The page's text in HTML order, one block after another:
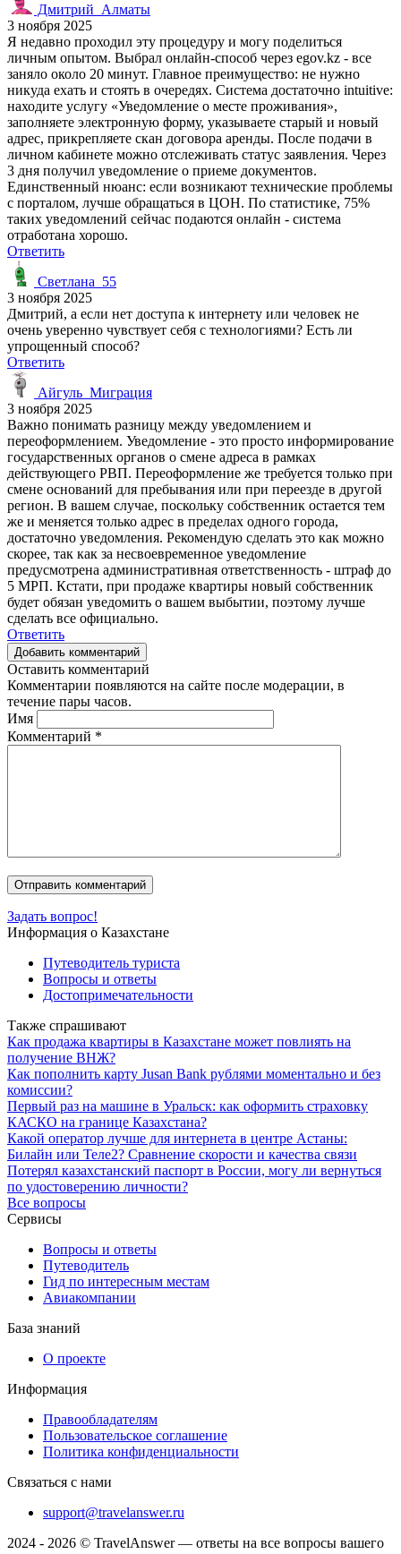
Дмитрий_Алматы
3 ноября 2025
Я недавно проходил эту процедуру и могу поделиться
личным опытом. Выбрал онлайн-способ через egov.kz - все
заняло около 20 минут. Главное преимущество: не нужно
никуда ехать и стоять в очередях. Система достаточно intuitive:
находите услугу «Уведомление о месте проживания»,
заполняете электронную форму, указываете старый и новый
адрес, прикрепляете скан договора аренды. После подачи в
личном кабинете можно отслеживать статус заявления. Через
3 дня получил уведомление о приеме документов.
Единственный нюанс: если возникают технические проблемы
с порталом, лучше обращаться в ЦОН. По статистике, 75%
таких уведомлений сейчас подаются онлайн - система
отработана хорошо.
Ответить
Светлана_55
3 ноября 2025
Дмитрий, а если нет доступа к интернету или человек не
очень уверенно чувствует себя с технологиями? Есть ли
упрощенный способ?
Ответить
Айгуль_Миграция
3 ноября 2025
Важно понимать разницу между уведомлением и
переоформлением. Уведомление - это просто информирование
государственных органов о смене адреса в рамках
действующего РВП. Переоформление же требуется только при
смене оснований для пребывания или при переезде в другой
регион. В вашем случае, поскольку собственник остается тем
же и меняется только адрес в пределах одного города,
достаточно уведомления. Рекомендую сделать это как можно
скорее, так как за несвоевременное уведомление
предусмотрена административная ответственность - штраф до
5 МРП. Кстати, при продаже квартиры новый собственник
будет обязан уведомить о вашем выбытии, поэтому лучше
сделать все официально.
Ответить
Добавить комментарий
Оставить комментарий
Комментарии появляются на сайте после модерации, в
течение пары часов.
Имя
Комментарий *
Задать вопрос!
Информация о Казахстане
Путеводитель туриста
Вопросы и ответы
Достопримечательности
Также спрашивают
Как продажа квартиры в Казахстане может повлиять на
получение ВНЖ?
Как пополнить карту Jusan Bank рублями моментально и без
комиссии?
Первый раз на машине в Уральск: как оформить страховку
КАСКО на границе Казахстана?
Какой оператор лучше для интернета в центре Астаны:
Билайн или Теле2? Сравнение скорости и качества связи
Потерял казахстанский паспорт в России, могу ли вернуться
по удостоверению личности?
Все вопросы
Сервисы
Вопросы и ответы
Путеводитель
Гид по интересным местам
Авиакомпании
База знаний
О проекте
Информация
Правообладателям
Пользовательское соглашение
Политика конфиденциальности
Связаться с нами
support@travelanswer.ru
2024 - 2026 © TravelAnswer — ответы на все вопросы вашего